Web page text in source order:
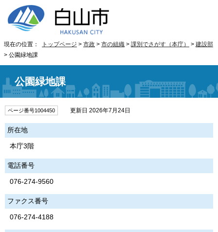
現在の位置： トップページ > 市政 > 市の組織 > 課別でさがす（本庁） > 建設部
> 公園緑地課
公園緑地課
ページ番号1004450 更新日 2026年7月24日
所在地
本庁3階
電話番号
076-274-9560
ファクス番号
076-274-4188